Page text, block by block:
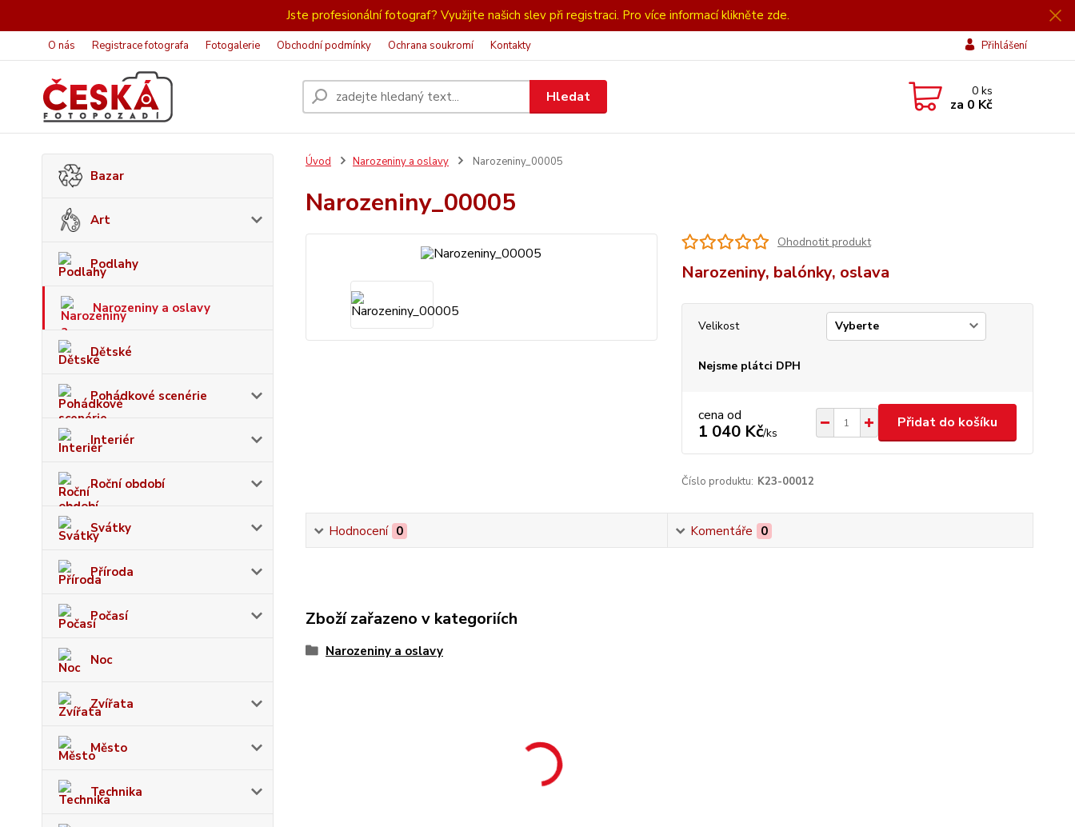
Jste profesionální fotograf? Využijte našich slev při registraci. Pro více informací klikněte zde.
O nás Registrace fotografa Fotogalerie Obchodní podmínky Ochrana soukromí Kontakty Přihlášení
Hledat 0ks
za 0 Kč
Bazar
Art
Podlahy
Narozeniny a oslavy
Dětské
Pohádkové scenérie
Interiér
Roční období
Svátky
Příroda
Počasí
Noc
Zvířata
Město
Technika
Úvod Narozeniny a oslavy Narozeniny_00005
Narozeniny_00005
Ohodnotit produkt
Narozeniny, balónky, oslava
Velikost
Nejsme plátci DPH
cena od
1 040 Kč/ks
Přidat do košíku
Číslo produktu: K23-00012
Hodnocení 0 Komentáře 0
Zboží zařazeno v kategoriích
Narozeniny a oslavy